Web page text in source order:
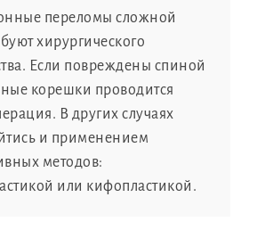
переломы сложной
хирургического
Если повреждены спиной
корешки проводится
В других случаях
и применением
методов:
или кифопластикой.